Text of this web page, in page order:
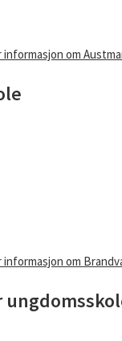
om
om